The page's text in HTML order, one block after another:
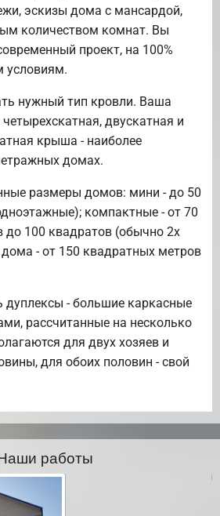
эскизы дома с мансардой,
количеством комнат. Вы
проект, на 100%
нужный тип кровли. Ваша
двускатная и
крыша - наиболее
домах.
размеры домов: мини - до 50
компактные - от 70
до 100 квадратов (обычно 2х
- от 150 квадратных метров
- большие каркасные
рассчитанные на несколько
для двух хозяев и
для обоих половин - свой
работы